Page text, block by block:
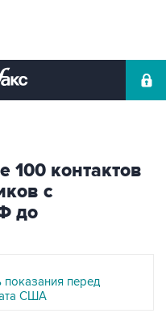
100 контактов
с
до
показания перед
США